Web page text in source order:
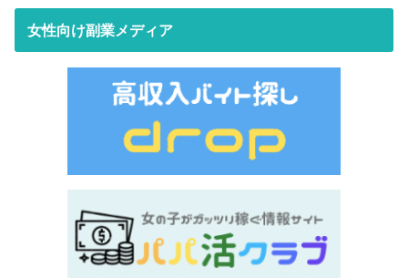
女性向け副業メディア